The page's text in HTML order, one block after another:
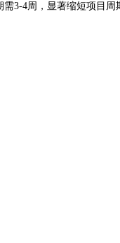
3-4周，显著缩短项目周